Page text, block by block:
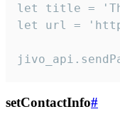
let title =
let url =
setContactInfo#